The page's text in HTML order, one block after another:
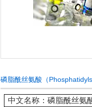
磷脂酰丝氨酸（
中文名称：磷脂酰丝氨